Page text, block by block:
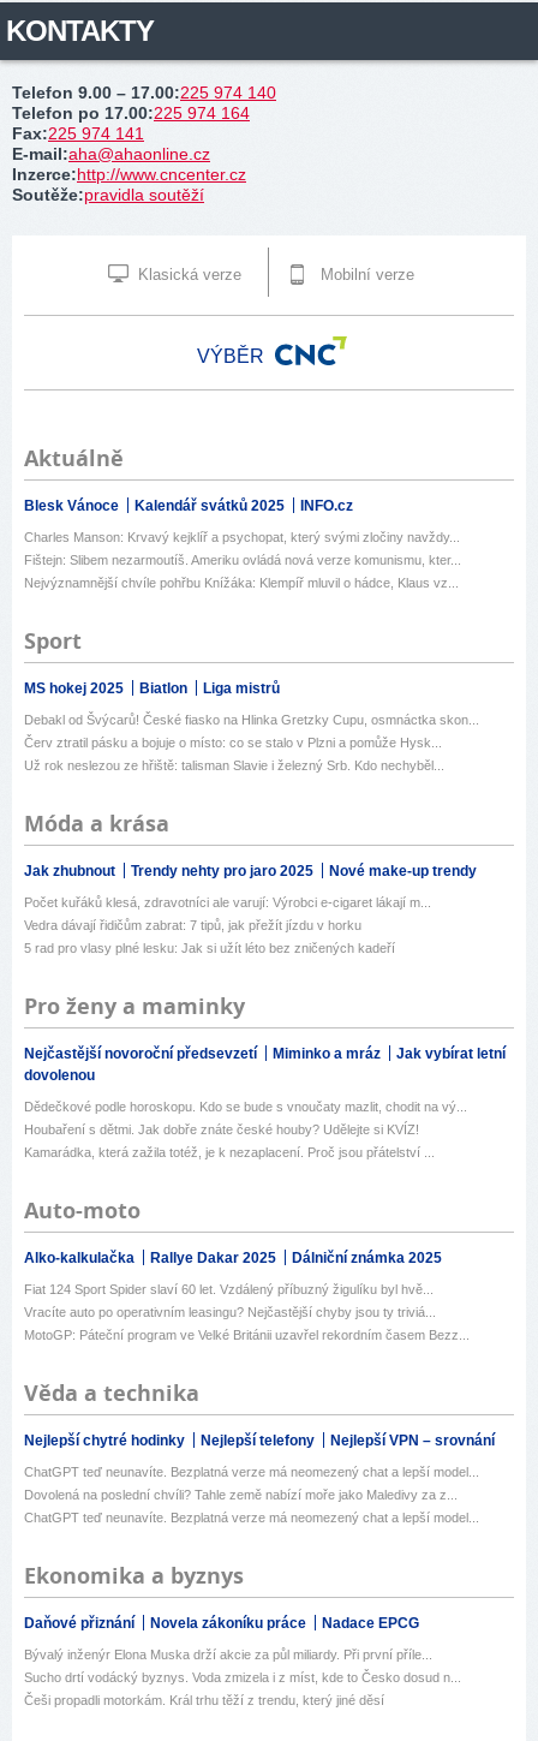
KONTAKTY
Telefon 9.00 – 17.00:225 974 140
Telefon po 17.00:225 974 164
Fax:225 974 141
E-mail:aha@ahaonline.cz
Inzerce:http://www.cncenter.cz
Soutěže:pravidla soutěží
Klasická verze Mobilní verze
VÝBĚR
Aktuálně
Blesk Vánoce Kalendář svátků 2025 INFO.cz
Charles Manson: Krvavý kejklíř a psychopat, který svými zločiny navždy...
Fištejn: Slibem nezarmoutíš. Ameriku ovládá nová verze komunismu, kter...
Nejvýznamnější chvíle pohřbu Knížáka: Klempíř mluvil o hádce, Klaus vz...
Sport
MS hokej 2025 Biatlon Liga mistrů
Debakl od Švýcarů! České fiasko na Hlinka Gretzky Cupu, osmnáctka skon...
Červ ztratil pásku a bojuje o místo: co se stalo v Plzni a pomůže Hysk...
Už rok neslezou ze hřiště: talisman Slavie i železný Srb. Kdo nechyběl...
Móda a krása
Jak zhubnout Trendy nehty pro jaro 2025 Nové make-up trendy
Počet kuřáků klesá, zdravotníci ale varují: Výrobci e-cigaret lákají m...
Vedra dávají řidičům zabrat: 7 tipů, jak přežít jízdu v horku
5 rad pro vlasy plné lesku: Jak si užít léto bez zničených kadeří
Pro ženy a maminky
Nejčastější novoroční předsevzetí Miminko a mráz
Jak vybírat letní
dovolenou
Dědečkové podle horoskopu. Kdo se bude s vnoučaty mazlit, chodit na vý...
Houbaření s dětmi. Jak dobře znáte české houby? Udělejte si KVÍZ!
Kamarádka, která zažila totéž, je k nezaplacení. Proč jsou přátelství ...
Auto-moto
Alko-kalkulačka Rallye Dakar 2025 Dálniční známka 2025
Fiat 124 Sport Spider slaví 60 let. Vzdálený příbuzný žigulíku byl hvě...
Vracíte auto po operativním leasingu? Nejčastější chyby jsou ty triviá...
MotoGP: Páteční program ve Velké Británii uzavřel rekordním časem Bezz...
Věda a technika
Nejlepší chytré hodinky Nejlepší telefony Nejlepší VPN – srovnání
ChatGPT teď neunavíte. Bezplatná verze má neomezený chat a lepší model...
Dovolená na poslední chvíli? Tahle země nabízí moře jako Maledivy za z...
ChatGPT teď neunavíte. Bezplatná verze má neomezený chat a lepší model...
Ekonomika a byznys
Daňové přiznání Novela zákoníku práce Nadace EPCG
Bývalý inženýr Elona Muska drží akcie za půl miliardy. Při první příle...
Sucho drtí vodácký byznys. Voda zmizela i z míst, kde to Česko dosud n...
Češi propadli motorkám. Král trhu těží z trendu, který jiné děsí